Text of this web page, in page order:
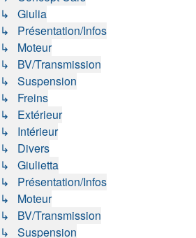
↳ Giulia
↳ Présentation/Infos
↳ Moteur
↳ BV/Transmission
↳ Suspension
↳ Freins
↳ Extérieur
↳ Intérieur
↳ Divers
↳ Giulietta
↳ Présentation/Infos
↳ Moteur
↳ BV/Transmission
↳ Suspension